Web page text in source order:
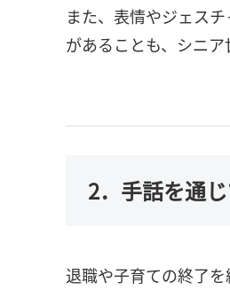
また、表情やジェスチ
があることも、シニア
2．手話を通
退職や子育ての終了